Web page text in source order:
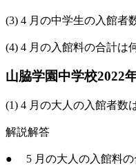
(3) 4 月の中学生の入館者
(4) 4 月の入館料の合計は
山脇学園中学校2022
(1) 4 月の大人の入館者数
解説解答
● 5 月の大人の入館料の